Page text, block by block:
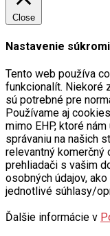
Close
Nastavenie
Tento web používa
funkcionalít. Niekoré
sú potrebné pre
Používame aj
mimo EHP, ktoré
správaniu na našich
relevantný komerčný
prehliadači s vašim
osobných údajov,
jednotlivé súhlasy/
Ďalšie informácie v